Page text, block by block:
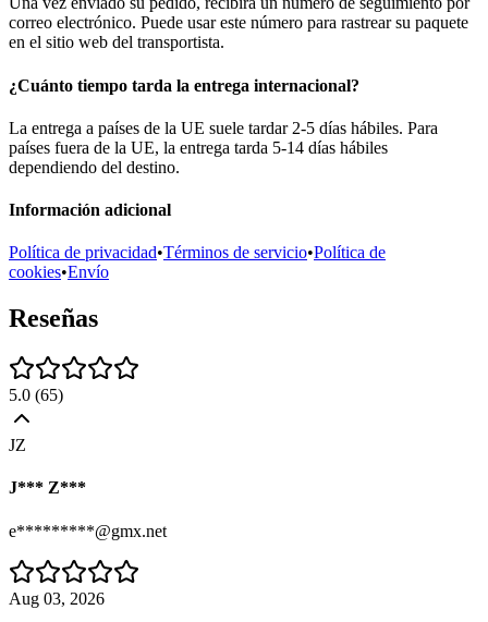
correo electrónico. Puede usar este número para rastrear su paquete
en el sitio web del transportista.
¿Cuánto tiempo tarda la entrega internacional?
La entrega a países de la UE suele tardar 2-5 días hábiles. Para
países fuera de la UE, la entrega tarda 5-14 días hábiles
dependiendo del destino.
Información adicional
Política de privacidad•Términos de servicio•Política de
cookies•Envío
Reseñas
5.0 (65)
JZ
J*** Z***
e*********@gmx.net
Aug 03, 2026